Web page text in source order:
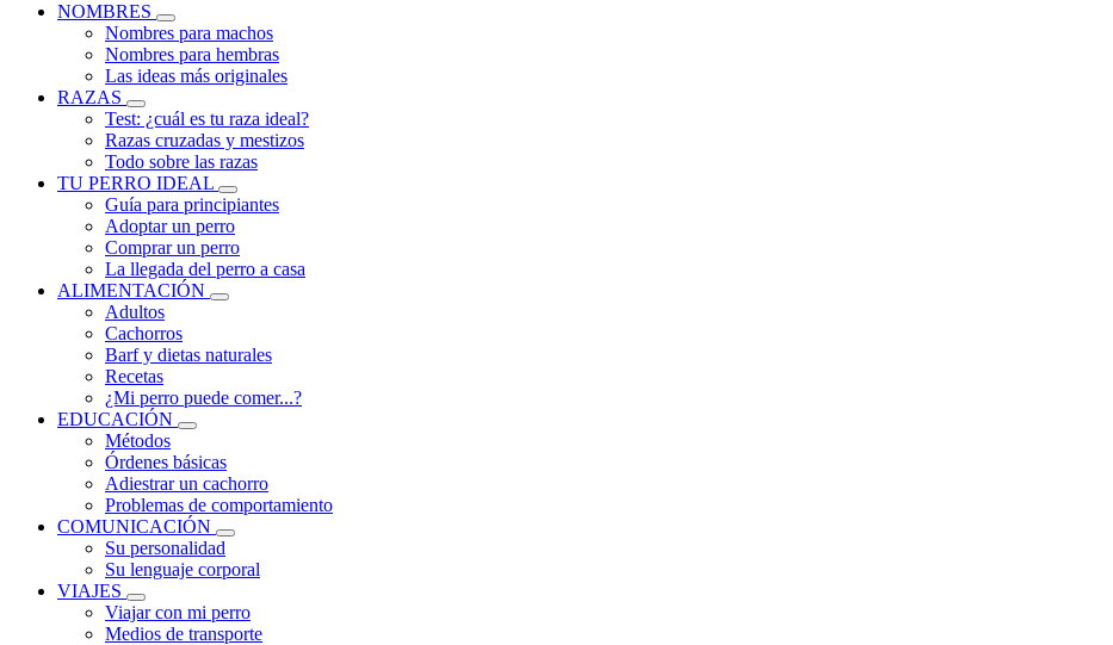
NOMBRES
Nombres para machos
Nombres para hembras
Las ideas más originales
RAZAS
Test: ¿cuál es tu raza ideal?
Razas cruzadas y mestizos
Todo sobre las razas
TU PERRO IDEAL
Guía para principiantes
Adoptar un perro
Comprar un perro
La llegada del perro a casa
ALIMENTACIÓN
Adultos
Cachorros
Barf y dietas naturales
Recetas
¿Mi perro puede comer...?
EDUCACIÓN
Métodos
Órdenes básicas
Adiestrar un cachorro
Problemas de comportamiento
COMUNICACIÓN
Su personalidad
Su lenguaje corporal
VIAJES
Viajar con mi perro
Medios de transporte